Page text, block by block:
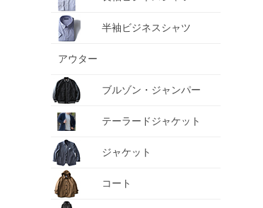
半袖ビジネスシャツ
アウター
ブルゾン・ジャンパー
テーラードジャケット
ジャケット
コート